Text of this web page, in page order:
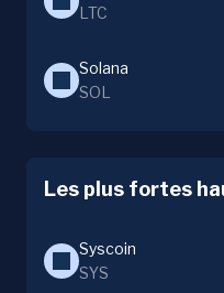
LTC
Solana
SOL
Les plus fortes
Syscoin
SYS